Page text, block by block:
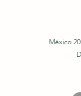
México